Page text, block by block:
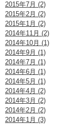
2015年7月 (2)
2015年2月 (2)
2015年1月 (2)
2014年11月 (2)
2014年10月 (1)
2014年9月 (1)
2014年7月 (1)
2014年6月 (1)
2014年5月 (1)
2014年4月 (2)
2014年3月 (2)
2014年2月 (2)
2014年1月 (3)